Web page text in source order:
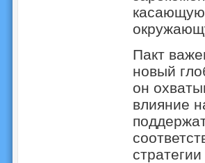
Пакт
новый
он
влияние